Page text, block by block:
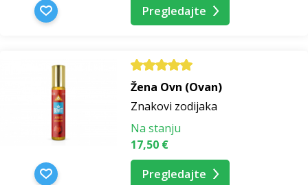
Pregledajte
Žena Ovn (Ovan)
Znakovi zodijaka
Na stanju
17,50 €
Pregledajte